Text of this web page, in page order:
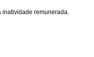
inatividade remunerada.